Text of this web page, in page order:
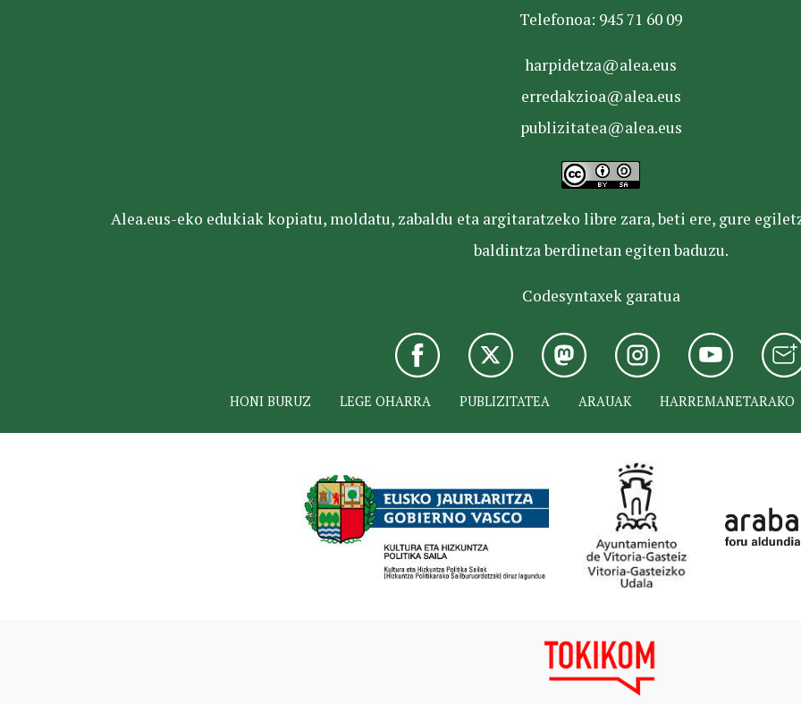
Telefonoa: 945 71 60 09
harpidetza@alea.eus
erredakzioa@alea.eus
publizitatea@alea.eus
Alea.eus-eko edukiak kopiatu, moldatu, zabaldu eta argitaratzeko libre zara, beti ere, gure
baldintza berdinetan egiten baduzu.
Codesyntaxek garatua
HONI BURUZ LEGE OHARRA PUBLIZITATEA ARAUAK HARREMANETARAKO